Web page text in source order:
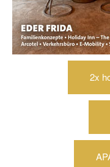
2x